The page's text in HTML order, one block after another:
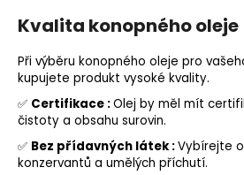
Kvalita konopného oleje
Při výběru konopného oleje pro
kupujete produkt vysoké kvality.
✅ Certifikace :Olej by měl mít
čistoty a obsahu surovin.
✅ Bez přídavných látek :Vybírejte
konzervantů a umělých příchutí.